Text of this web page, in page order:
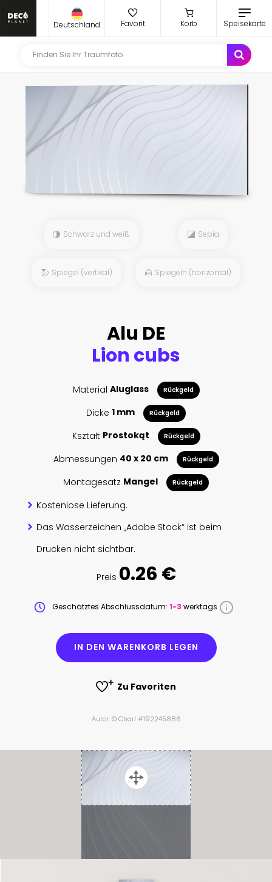
Deutschland Favorit Korb Speisekarte
Schwarz und weiß Sepia
Spiegel (vertikal) Spiegeln (horizontal)
Alu DE
Lion cubs
Material Aluglass Rückgeld
Dicke 1 mm Rückgeld
Kształt Prostokąt Rückgeld
Abmessungen 40 x 20 cm Rückgeld
Montagesatz Mangel Rückgeld
Kostenlose Lieferung.
Das Wasserzeichen „Adobe Stock“ ist beim
Drucken nicht sichtbar.
Preis 0.26 €
Geschätztes Abschlussdatum: 1-3 werktags
IN DEN WARENKORB LEGEN
Zu Favoriten
Autor: © Charl #192245886